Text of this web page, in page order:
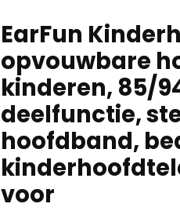
EarFun
opvouwbare
kinderen, 85/
deelfunctie,
hoofdband,
voor